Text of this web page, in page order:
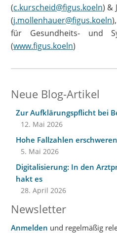
(c.kurscheid@figus.koeln) &
(j.mollenhauer@figus.koeln
für Gesundheits- und
(www.figus.koeln)
Neue Blog-Artikel
Zur Aufklärungspflicht bei
12. Mai 2026
Hohe Fallzahlen
5. Mai 2026
Digitalisierung: In den
hakt es
28. April 2026
Newsletter
Anmelden und regelmäßig